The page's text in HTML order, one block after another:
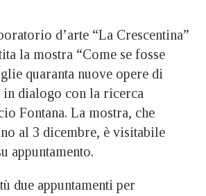
d’arte “La Crescentina”
la mostra “Come se fosse
quaranta nuove opere di
in dialogo con la ricerca
Fontana. La mostra, che
al 3 dicembre, è visitabile
appuntamento.
due appuntamenti per